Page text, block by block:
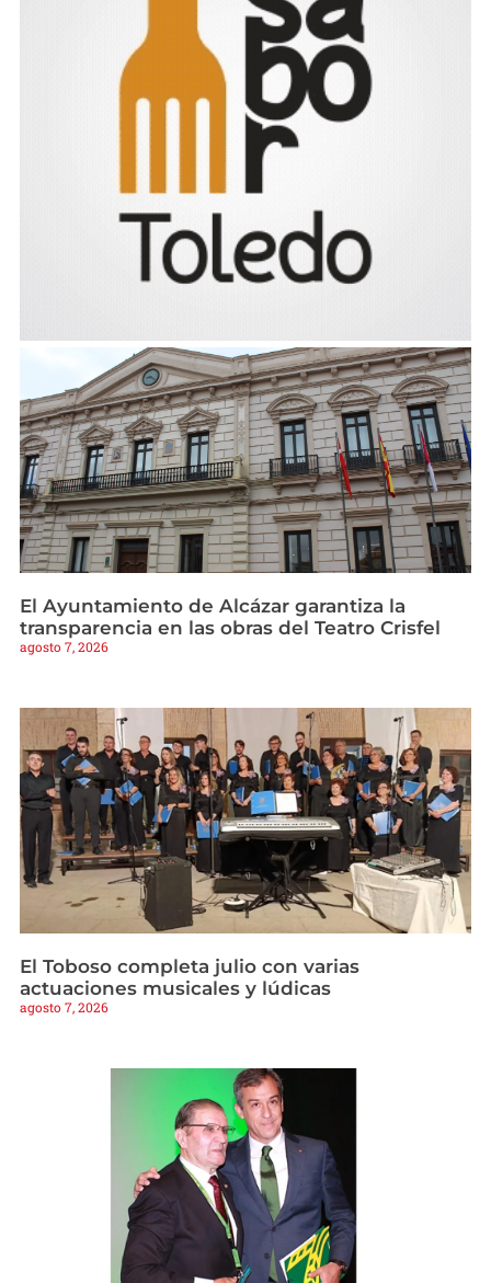
El Ayuntamiento de Alcázar garantiza la
transparencia en las obras del Teatro Crisfel
agosto 7, 2026
El Toboso completa julio con varias
actuaciones musicales y lúdicas
agosto 7, 2026